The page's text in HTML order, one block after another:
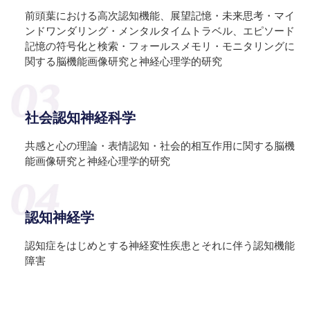
前頭葉における高次認知機能、展望記憶・未来思考・マイ
ンドワンダリング・メンタルタイムトラベル、エピソード
記憶の符号化と検索・フォールスメモリ・モニタリングに
関する脳機能画像研究と神経心理学的研究
社会認知神経科学
共感と心の理論・表情認知・社会的相互作用に関する脳機
能画像研究と神経心理学的研究
認知神経学
認知症をはじめとする神経変性疾患とそれに伴う認知機能
障害